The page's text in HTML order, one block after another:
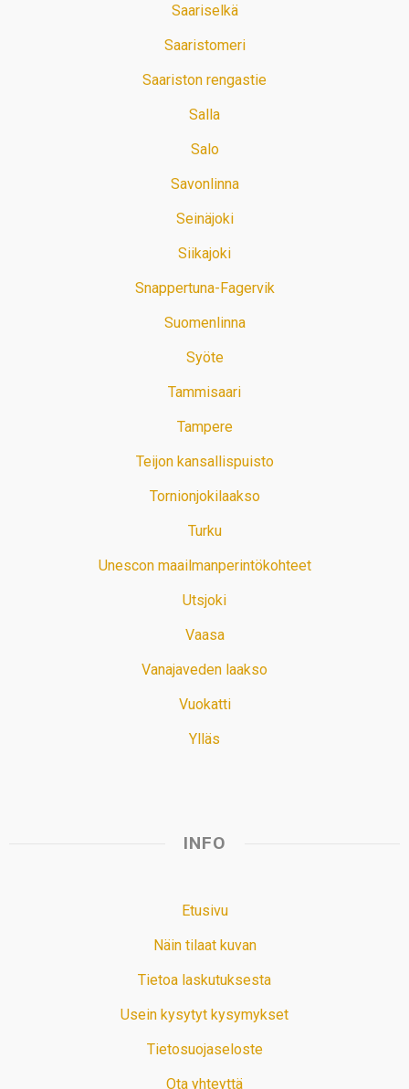
Saariselkä
Saaristomeri
Saariston rengastie
Salla
Salo
Savonlinna
Seinäjoki
Siikajoki
Snappertuna-Fagervik
Suomenlinna
Syöte
Tammisaari
Tampere
Teijon kansallispuisto
Tornionjokilaakso
Turku
Unescon maailmanperintökohteet
Utsjoki
Vaasa
Vanajaveden laakso
Vuokatti
Ylläs
INFO
Etusivu
Näin tilaat kuvan
Tietoa laskutuksesta
Usein kysytyt kysymykset
Tietosuojaseloste
Ota yhteyttä